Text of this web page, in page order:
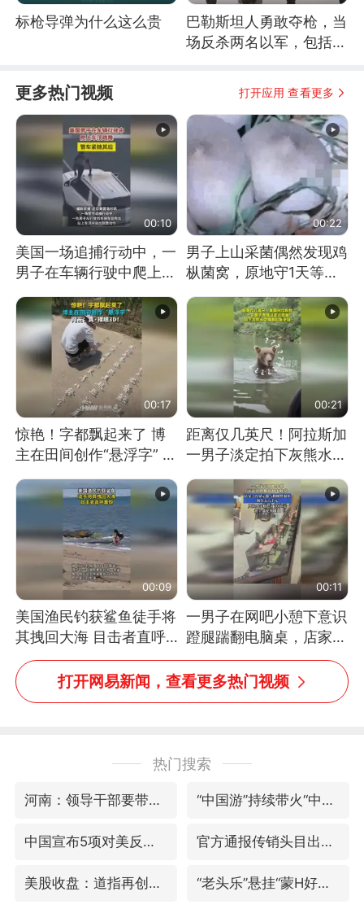
标枪导弹为什么这么贵
巴勒斯坦人勇敢夺枪，当
场反杀两名以军，包括一
更多热门视频 打开应用 查看更多
00:10
美国一场追捕行动中，一
男子在车辆行驶中爬上车
00:22
男子上山采菌偶然发现鸡
枞菌窝，原地守1天等它
00:17
惊艳！字都飘起来了 博
主在田间创作“悬浮字” 网
00:21
距离仅几英尺！阿拉斯加
一男子淡定拍下灰熊水中
00:09
美国渔民钓获鲨鱼徒手将
其拽回大海 目击者直呼
震惊 （视频来源：参考
消息）
00:11
一男子在网吧小憩下意识
蹬腿踹翻电脑桌，店家3
台显示器与机械臂损坏
打开网易新闻，查看更多热门视频
热门搜索
河南：领导干部要带头休假 “中国游”持续带火“中国购”
中国宣布5项对美反制措施 官方通报传销头目出狱办书院
美股收盘：道指再创历史新高 “老头乐”悬挂“蒙H好几个8”上路